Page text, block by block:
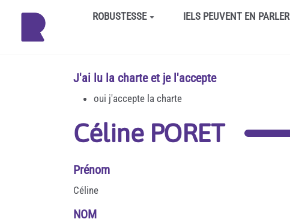
Aller au contenu principalROBUSTESSE IELS PEUVENT EN PARLER
J'ai lu la charte et je l'accepte
oui j'accepte la charte
Céline PORET
Prénom
Céline
NOM